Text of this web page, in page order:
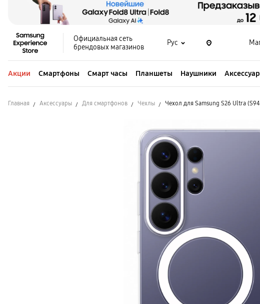
Официальная сеть
брендовых магазинов
Рус
Акции Смартфоны Смарт часы Планшеты Наушники
Главная Аксессуары Для смартфонов Чехлы Чехол для Samsung S26 Ultra